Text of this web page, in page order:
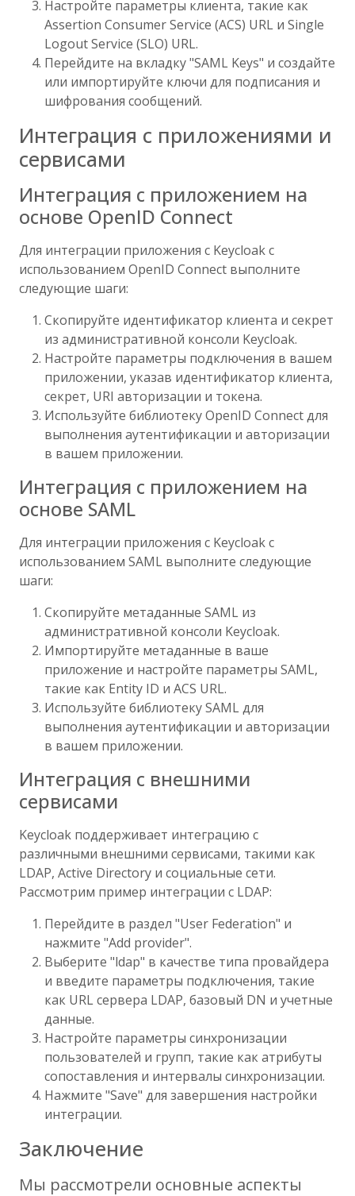
Настройте параметры клиента, такие как
Assertion Consumer Service (ACS) URL и Single
Logout Service (SLO) URL.
Перейдите на вкладку "SAML Keys" и создайте
или импортируйте ключи для подписания и
шифрования сообщений.
Интеграция с приложениями и
сервисами
Интеграция с приложением на
основе OpenID Connect
Для интеграции приложения с Keycloak с
использованием OpenID Connect выполните
следующие шаги:
Скопируйте идентификатор клиента и секрет
из административной консоли Keycloak.
Настройте параметры подключения в вашем
приложении, указав идентификатор клиента,
секрет, URI авторизации и токена.
Используйте библиотеку OpenID Connect для
выполнения аутентификации и авторизации
в вашем приложении.
Интеграция с приложением на
основе SAML
Для интеграции приложения с Keycloak с
использованием SAML выполните следующие
шаги:
Скопируйте метаданные SAML из
административной консоли Keycloak.
Импортируйте метаданные в ваше
приложение и настройте параметры SAML,
такие как Entity ID и ACS URL.
Используйте библиотеку SAML для
выполнения аутентификации и авторизации
в вашем приложении.
Интеграция с внешними
сервисами
Keycloak поддерживает интеграцию с
различными внешними сервисами, такими как
LDAP, Active Directory и социальные сети.
Рассмотрим пример интеграции с LDAP:
Перейдите в раздел "User Federation" и
нажмите "Add provider".
Выберите "ldap" в качестве типа провайдера
и введите параметры подключения, такие
как URL сервера LDAP, базовый DN и учетные
данные.
Настройте параметры синхронизации
пользователей и групп, такие как атрибуты
сопоставления и интервалы синхронизации.
Нажмите "Save" для завершения настройки
интеграции.
Заключение
Мы рассмотрели основные аспекты